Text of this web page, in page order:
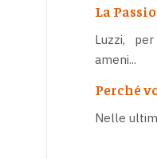
La
Luzzi,
ameni...
Perché
Nelle